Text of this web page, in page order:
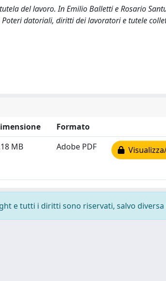
del lavoro. In Emilio Balletti e Rosario
datoriali, diritti dei lavoratori e tutele
Formato
MB Adobe PDF
e tutti i diritti sono riservati, salvo diversa